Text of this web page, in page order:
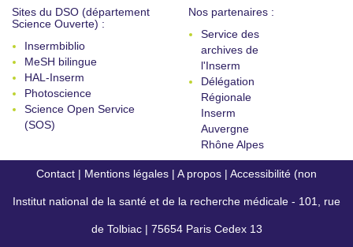
Sites du DSO (département
Science Ouverte) :
Insermbiblio
MeSH bilingue
HAL-Inserm
Photoscience
Science Open Service
(SOS)
Nos partenaires :
Service des
archives de
l'Inserm
Délégation
Régionale
Inserm
Auvergne
Rhône Alpes
Contact | Mentions légales | A propos | Accessibilité (non
conforme)
Institut national de la santé et de la recherche médicale - 101, rue
de Tolbiac | 75654 Paris Cedex 13